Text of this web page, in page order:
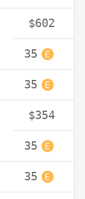
$602
35
35
$354
35
35